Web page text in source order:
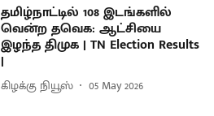
தமிழ்நாட்டில் 108 இடங்களில்
வென்ற தவெக: ஆட்சியை
இழந்த திமுக | TN Election Results
|
கிழக்கு நியூஸ் 05 May 2026